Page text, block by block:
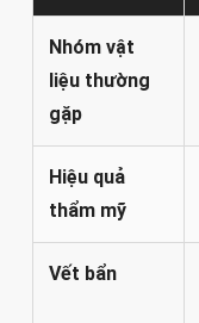
Nhóm vật
liệu thường
gặp
Hiệu quả
thẩm mỹ
Vết bẩn